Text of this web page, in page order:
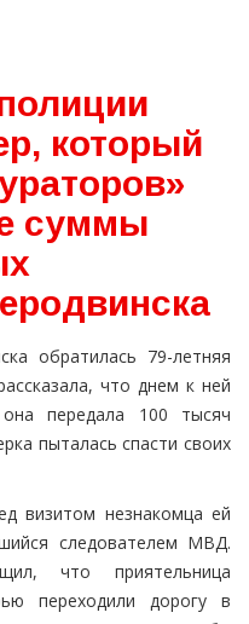
который
суммы
обратилась 79-летняя
что днем к ней
передала 100 тысяч
пыталась спасти своих
визитом незнакомца ей
следователем МВД.
что приятельница
переходили дорогу в